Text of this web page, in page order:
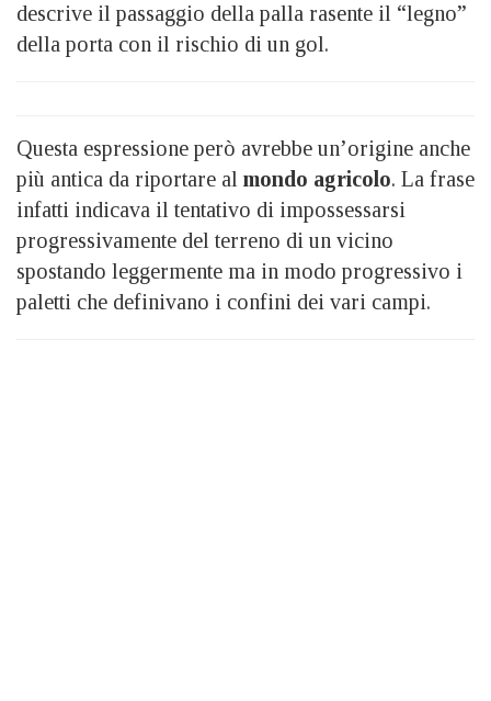
descrive il passaggio della palla rasente il “legno”
della porta con il rischio di un gol.
Questa espressione però avrebbe un’origine anche
più antica da riportare al mondo agricolo. La frase
infatti indicava il tentativo di impossessarsi
progressivamente del terreno di un vicino
spostando leggermente ma in modo progressivo i
paletti che definivano i confini dei vari campi.